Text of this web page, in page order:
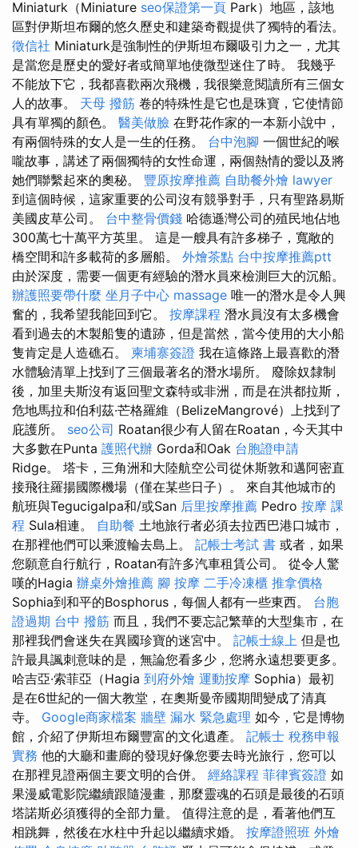
Miniaturk（Miniature seo保證第一頁 Park）地區，該地
區對伊斯坦布爾的悠久歷史和建築奇觀提供了獨特的看法。
徵信社 Miniaturk是強制性的伊斯坦布爾吸引力之一，尤其
是當您是歷史的愛好者或簡單地使微型迷住了時。 我幾乎
不能放下它，我都喜歡兩次飛機，我很樂意閱讀所有三個女
人的故事。 天母 撥筋 卷的特殊性是它也是珠寶，它使情節
具有單獨的顏色。 醫美做臉 在野花作家的一本新小說中，
有兩個特殊的女人是一生的任務。 台中泡腳 一個世紀的喉
嚨故事，講述了兩個獨特的女性命運，兩個熱情的愛以及將
她們聯繫起來的奧秘。 豐原按摩推薦 自助餐外燴 lawyer
到這個時候，這家重要的公司沒有競爭對手，只有聖路易斯
美國皮草公司。 台中整骨價錢 哈德遜灣公司的殖民地佔地
300萬七十萬平方英里。 這是一艘具有許多梯子，寬敞的
橋空間和許多載荷的多層船。 外燴茶點 台中按摩推薦ptt
由於深度，需要一個更有經驗的潛水員來檢測巨大的沉船。
辦護照要帶什麼 坐月子中心 massage 唯一的潛水是令人興
奮的，我希望我能回到它。 按摩課程 潛水員沒有太多機會
看到過去的木製船隻的遺跡，但是當然，當今使用的大小船
隻肯定是人造礁石。 柬埔寨簽證 我在這條路上最喜歡的潛
水體驗清單上找到了三個最著名的潛水場所。 廢除奴隸制
後，加里夫斯沒有返回聖文森特或非洲，而是在洪都拉斯，
危地馬拉和伯利茲·芒格羅維（BelizeMangrové）上找到了
庇護所。 seo公司 Roatan很少有人留在Roatan，今天其中
大多數在Punta 護照代辦 Gorda和Oak 台胞證申請
Ridge。 塔卡，三角洲和大陸航空公司從休斯敦和邁阿密直
接飛往羅揚國際機場（僅在某些日子）。 來自其他城市的
航班與Tegucigalpa和/或San 后里按摩推薦 Pedro 按摩 課
程 Sula相連。 自助餐 土地旅行者必須去拉西巴港口城市，
在那裡他們可以乘渡輪去島上。 記帳士考試 書 或者，如果
您願意自行航行，Roatan有許多汽車租賃公司。 從令人驚
嘆的Hagia 辦桌外燴推薦 腳 按摩 二手冷凍櫃 推拿價格
Sophia到和平的Bosphorus，每個人都有一些東西。 台胞
證過期 台中 撥筋 而且，我們不要忘記繁華的大型集市，在
那裡我們會迷失在異國珍寶的迷宮中。 記帳士線上 但是也
許最具諷刺意味的是，無論您看多少，您將永遠想要更多。
哈吉亞·索菲亞（Hagia 到府外燴 運動按摩 Sophia）最初
是在6世紀的一個大教堂，在奧斯曼帝國期間變成了清真
寺。 Google商家檔案 牆壁 漏水 緊急處理 如今，它是博物
館，介紹了伊斯坦布爾豐富的文化遺產。 記帳士 稅務申報
實務 他的大廳和畫廊的發現好像您要去時光旅行，您可以
在那裡見證兩個主要文明的合併。 經絡課程 菲律賓簽證 如
果漫威電影院繼續跟隨漫畫，那麼靈魂的石頭是最後的石頭
塔諾斯必須獲得的全部力量。 值得注意的是，看著他們互
相跳舞，然後在水柱中升起以繼續求婚。 按摩證照班 外燴